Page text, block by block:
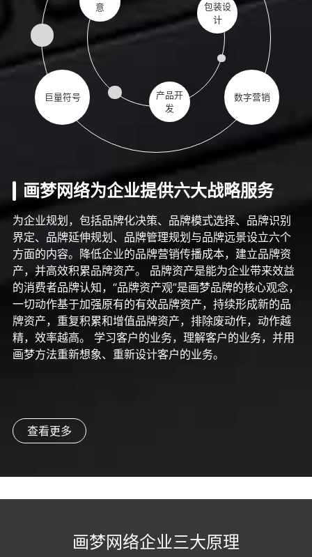
画梦网络为企业提供六大战略服务
为企业规划，包括品牌化决策、品牌模式选择、品牌识别
界定、品牌延伸规划、品牌管理规划与品牌远景设立六个
方面的内容。降低企业的品牌营销传播成本，建立品牌资
产，并高效积累品牌资产。 品牌资产是能为企业带来效益
的消费者品牌认知，“品牌资产观”是画梦品牌的核心观念，
一切动作基于加强原有的有效品牌资产，持续形成新的品
牌资产，重复积累和增值品牌资产，排除废动作，动作越
精，效率越高。 学习客户的业务，理解客户的业务，并用
画梦方法重新想象、重新设计客户的业务。
查看更多
巨量符号 数字营销
意
包装设
计
产品开
发
画梦网络企业三大原理